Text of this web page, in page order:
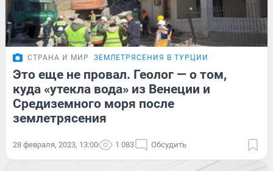
СТРАНА И МИР ЗЕМЛЕТРЯСЕНИЯ В ТУРЦИИ
Это еще не провал. Геолог — о том,
куда «утекла вода» из Венеции и
Средиземного моря после
землетрясения
28 февраля, 2023, 13:00 1 083 Обсудить